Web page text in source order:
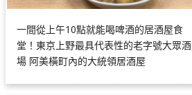
一間從上午10點就能喝啤酒的居酒屋食
堂！東京上野最具代表性的老字號大眾酒
場 阿美橫町內的大統領居酒屋